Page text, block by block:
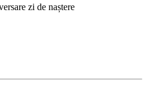
zi de naștere